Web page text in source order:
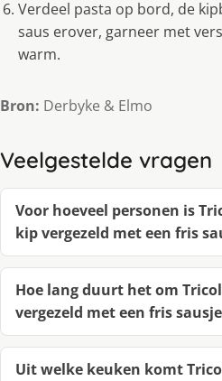
Verdeel pasta op bord, de
saus erover, garneer met
warm.
Bron: Derbyke & Elmo
Veelgestelde vragen
Voor hoeveel personen is
kip vergezeld met een fris
Hoe lang duurt het om
vergezeld met een fris
Uit welke keuken komt